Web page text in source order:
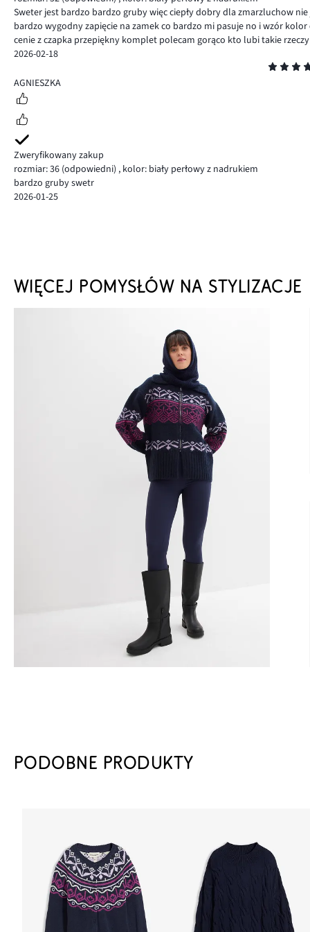
Sweter jest bardzo bardzo gruby więc ciepły dobry dla zmarzluchow
bardzo wygodny zapięcie na zamek co bardzo mi pasuje no i wzór
cenie z czapka przepiękny komplet polecam gorąco kto lubi takie
2026-02-18
5
AGNIESZKA
Zweryfikowany zakup
rozmiar: 36 (odpowiedni) , kolor: biały perłowy z nadrukiem
bardzo gruby swetr
2026-01-25
WIĘCEJ POMYSŁÓW NA STYLIZACJE
PODOBNE PRODUKTY